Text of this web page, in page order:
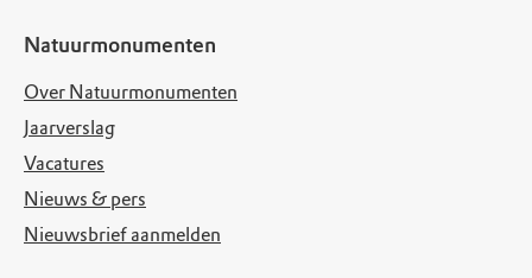
Natuurmonumenten
Over Natuurmonumenten
Jaarverslag
Vacatures
Nieuws & pers
Nieuwsbrief aanmelden